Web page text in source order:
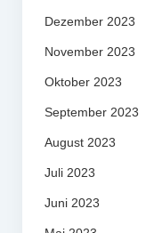
Dezember 2023
November 2023
Oktober 2023
September 2023
August 2023
Juli 2023
Juni 2023